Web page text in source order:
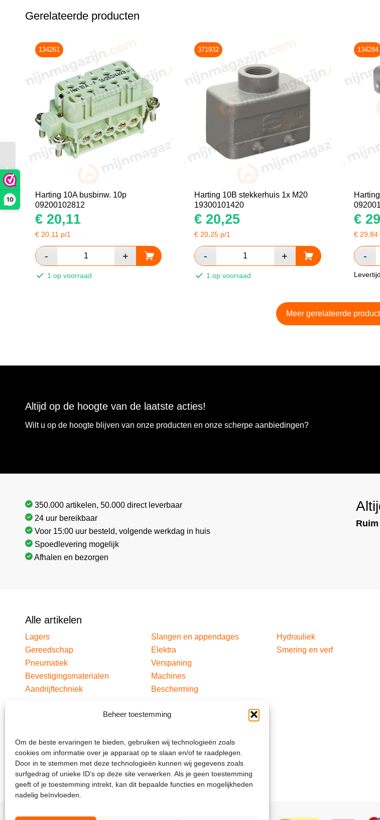
10
Beheer toestemming
Om de beste ervaringen te bieden, gebruiken wij technologieën zoals
cookies om informatie over je apparaat op te slaan en/of te raadplegen.
Door in te stemmen met deze technologieën kunnen wij gegevens zoals
surfgedrag of unieke ID’s op deze site verwerken. Als je geen toestemming
geeft of je toestemming intrekt, kan dit bepaalde functies en mogelijkheden
nadelig beïnvloeden.
Gerelateerde producten
134261
Harting 10A busbinw. 10p
09200102812
€ 20,11
€ 20,11 p/1
1 op voorraad
371932
Harting 10B stekkerhuis 1x M20
19300101420
€ 20,25
€20,25 p/1
1 op voorraad
134284
€
€ 29,84
Meer gerelateerde
Altijd op de hoogte van de laatste acties!
Wilt u op de hoogte blijven van onze producten en onze scherpe aanbiedingen?
350.000 artikelen, 50.000 direct leverbaar
24 uur bereikbaar
Voor 15:00 uur besteld, volgende werkdag in huis
Spoedlevering mogelijk
Afhalen en bezorgen
Alle artikelen
Lagers
Gereedschap
Pneumatiek
Bevestigingsmaterialen
Aandrijftechniek
Slangen en appendages
Elektra
Verspaning
Machines
Bescherming
Hydrauliek
Smering en verf
09300060302